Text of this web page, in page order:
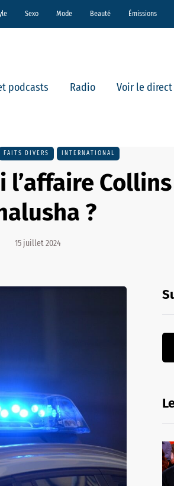
Sexo Mode Beauté Émissions
podcasts Radio Voir le direct
FAITS DIVERS INTERNATIONAL
l’affaire
?
15 juillet 2024